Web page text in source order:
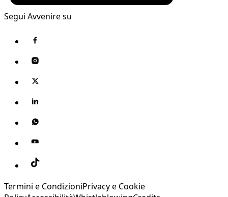
Segui Avvenire su
Termini e CondizioniPrivacy e Cookie